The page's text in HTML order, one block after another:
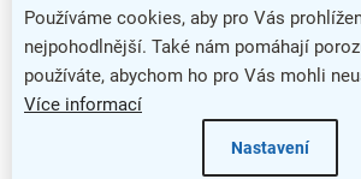
Používáme cookies, aby pro Vás
nejpohodlnější. Také nám pomáhají
používáte, abychom ho pro Vás mohli
Více informací
Nastavení
Stabilní konstrukce poskytuje čtyři
Pohodlí a příjemný vzhled zajistí
Nosnost jednoho místa je 100 kg
Doplňkové parametry